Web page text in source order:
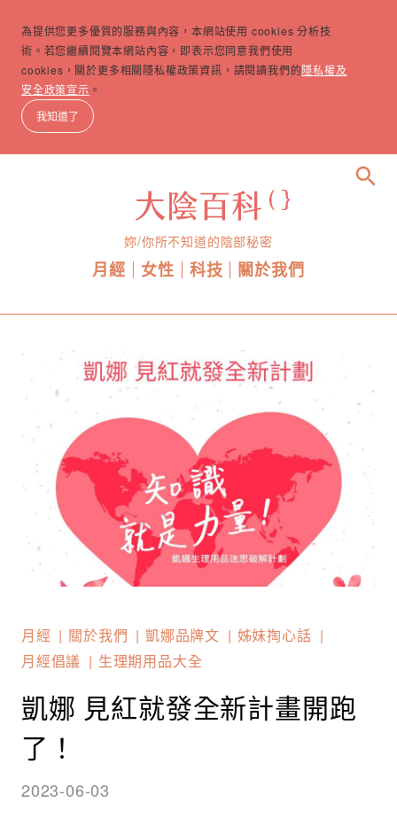
為提供您更多優質的服務與內容，本網站使用 cookies 分析技
術。若您繼續閱覽本網站內容，即表示您同意我們使用
cookies，關於更多相關隱私權政策資訊，請閱讀我們的隱私權及
安全政策宣示 。
我知道了
妳/你所不知道的陰部秘密
月經 女性 科技 關於我們
search
月經 關於我們 凱娜品牌文
姊妹掏心話
月經倡議
生理期用品大全
凱娜 見紅就發全新計畫開跑
了！
2023-06-03